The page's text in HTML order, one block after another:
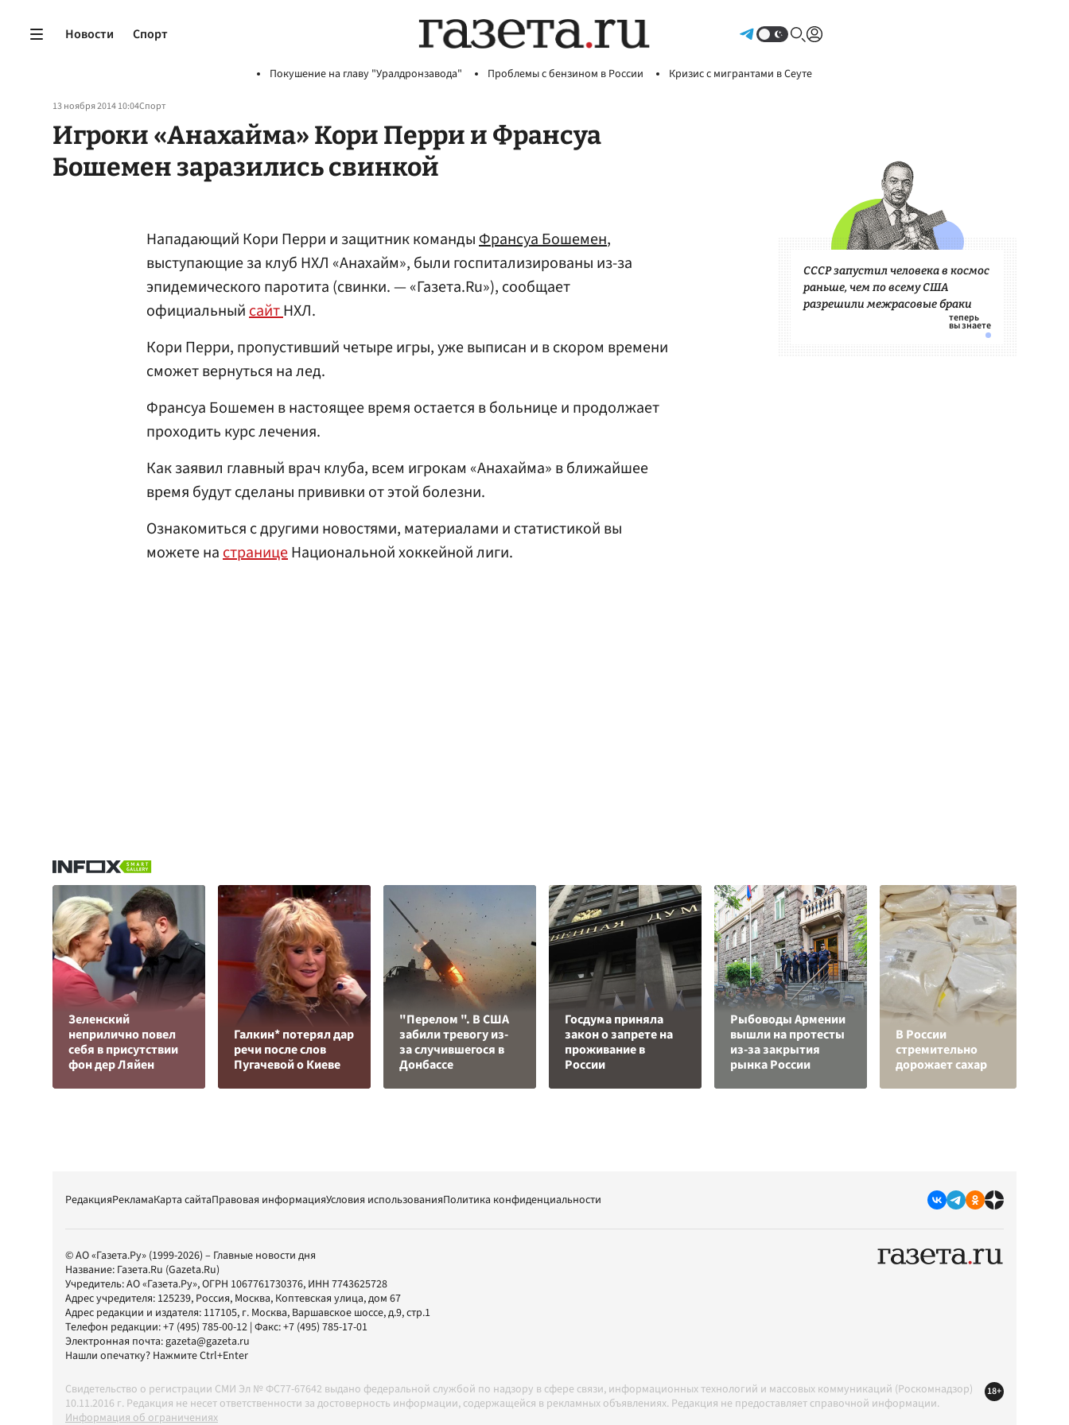
Новости Спорт
Покушение на главу "Уралдронзавода" Проблемы с бензином в России Кризис с мигрантами в Сеуте
13 ноября 2014 10:04Спорт
Игроки «Анахайма» Кори Перри и Франсуа
Бошемен заразились свинкой
Нападающий Кори Перри и защитник командыФрансуа Бошемен,
выступающие за клуб НХЛ «Анахайм», были госпитализированы из-за
эпидемического паротита (свинки. — «Газета.Ru»), сообщает
официальныйсайтНХЛ.
Кори Перри, пропустивший четыре игры, уже выписан и в скором времени
сможет вернуться на лед.
Франсуа Бошемен в настоящее время остается в больнице и продолжает
проходить курс лечения.
Как заявил главный врач клуба, всем игрокам «Анахайма» в ближайшее
время будут сделаны прививки от этой болезни.
Ознакомиться с другими новостями, материалами и статистикой вы
можете настраницеНациональной хоккейной лиги.
СССР запустил человека в космос
раньше, чем по всему США
разрешили межрасовые браки
Зеленский
неприлично повел
cебя в присутствии
фон дер Ляйен
Галкин* потерял дар
речи после слов
Пугачевой о Киеве
"Перелом ". В США
забили тревогу из-
за случившегося в
Донбассе
Госдума приняла
закон о запрете на
проживание в
России
Рыбоводы Армении
вышли на протесты
из-за закрытия
рынка России
В России
стремительно
дорожает сахар
РедакцияРекламаКарта сайтаПравовая информацияУсловия использованияПолитика конфиденциальности
© АО «Газета.Ру» (1999-2026) – Главные новости дня
Название: Газета.Ru (Gazeta.Ru)
Учредитель:АО «Газета.Ру», ОГРН 1067761730376, ИНН 7743625728
Адрес учредителя: 125239, Россия, Москва, Коптевская улица, дом 67
Адрес редакции и издателя: 117105, г. Москва, Варшавское шоссе, д.9, стр.1
Телефон редакции:+7 (495) 785-00-12 | Факс:+7 (495) 785-17-01
Электронная почта:gazeta@gazeta.ru
Нашли опечатку? Нажмите Ctrl+Enter
Свидетельство о регистрации СМИ Эл № ФС77-67642 выдано федеральной службой по надзору в сфере связи, информационных технологий и массовых коммуникаций (Роскомнадзор)
10.11.2016 г. Редакция не несет ответственности за достоверность информации, содержащейся в рекламных объявлениях. Редакция не предоставляет справочной информации.
Информация об ограничениях
18+